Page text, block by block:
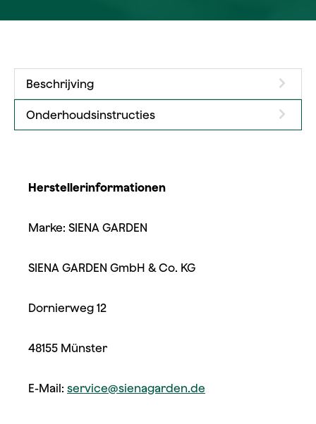
Beschrijving
Onderhoudsinstructies
Herstellerinformationen
Marke: SIENA GARDEN
SIENA GARDEN GmbH & Co. KG
Dornierweg 12
48155 Münster
E-Mail: service@sienagarden.de